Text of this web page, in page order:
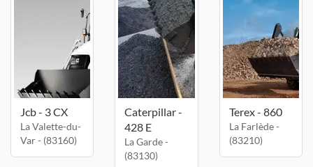
Jcb - 3 CX
La Valette-du-
Var - (83160)
Caterpillar -
428 E
La Garde -
(83130)
Terex - 860
La Farlède -
(83210)